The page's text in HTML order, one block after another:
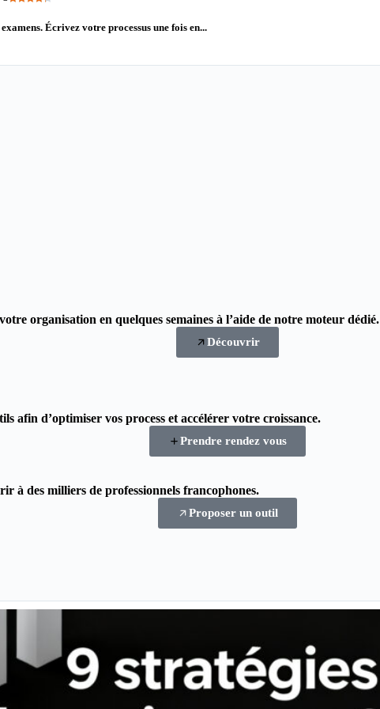
Écrivez votre processus une fois en...
organisation en quelques semaines à l’aide de notre moteur dédié.
Découvrir
afin d’optimiser vos process et accélérer votre croissance.
Prendre rendez vous
à des milliers de professionnels francophones.
Proposer un outil